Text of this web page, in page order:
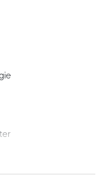
Lange Mouwen
de Nike Park